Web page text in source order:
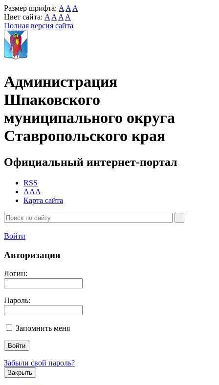
Размер шрифта: A A A
Цвет сайта: A A A A
Полная версия сайта
Администрация
Шпаковского
муниципального округа
Ставропольского края
Официальный интернет-портал
RSS
AAA
Карта сайта
Войти
Авторизация
Логин:
Пароль:
Запомнить меня
Забыли свой пароль?
Закрыть